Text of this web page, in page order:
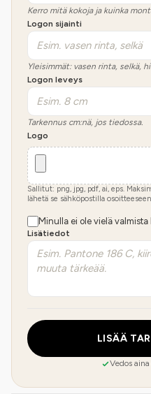
Kerro mitä kokoja ja kuinka
Logon sijainti
Yleisimmät: vasen rinta, selkä,
Logon leveys
Tarkennus cm:nä, jos tiedossa.
Logo
Sallitut: png, jpg, pdf, ai, eps.
lähetä se sähköpostilla
Minulla ei ole vielä valmista
Lisätiedot
LISÄÄ
Vedos